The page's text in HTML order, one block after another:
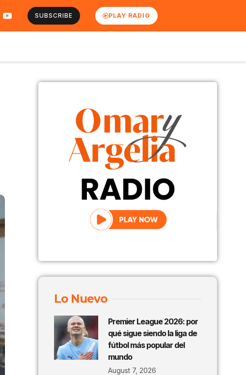
SUBSCRIBE PLAY RADIO
Lo Nuevo
Premier League 2026: por
qué sigue siendo la liga de
fútbol más popular del
mundo
August 7, 2026